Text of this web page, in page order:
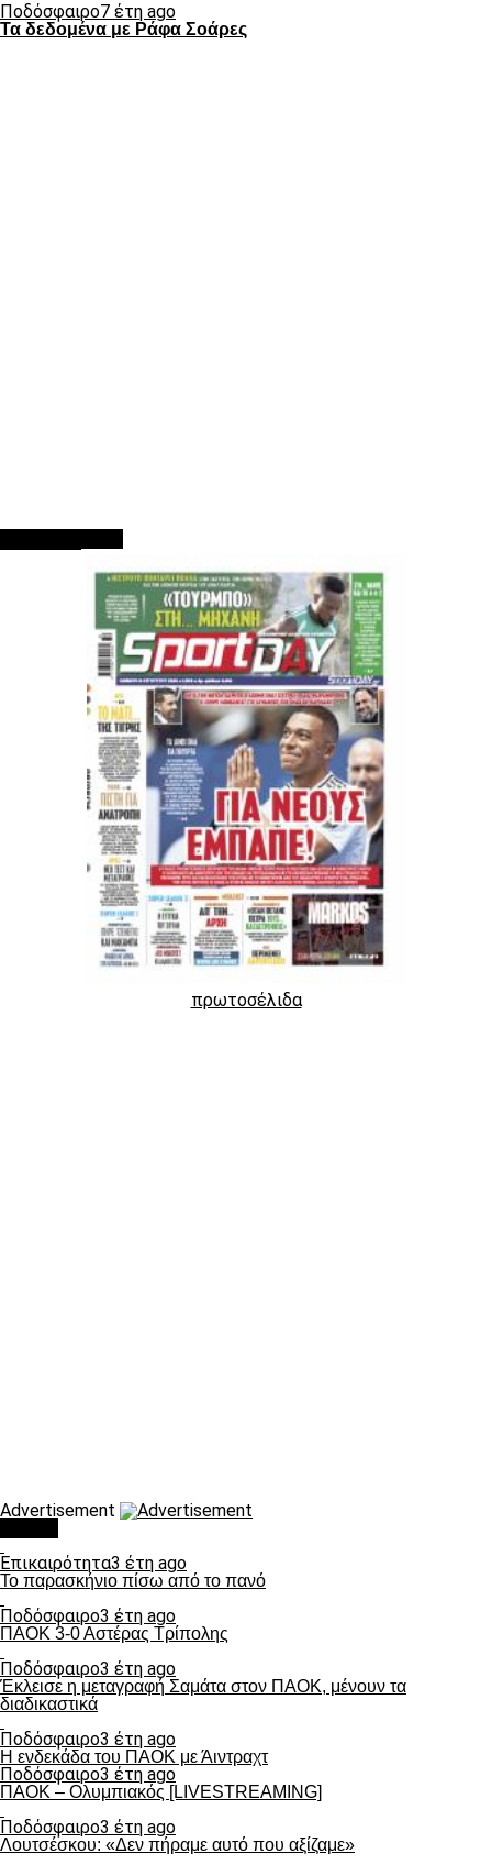
Ποδόσφαιρο7 έτη ago
Τα δεδομένα με Ράφα Σοάρες
πρωτοσέλιδα
Advertisement
Επικαιρότητα3 έτη ago
Το παρασκήνιο πίσω από το πανό
Ποδόσφαιρο3 έτη ago
ΠΑΟΚ 3-0 Αστέρας Τρίπολης
Ποδόσφαιρο3 έτη ago
Έκλεισε η μεταγραφή Σαμάτα στον ΠΑΟΚ, μένουν τα
διαδικαστικά
Ποδόσφαιρο3 έτη ago
Η ενδεκάδα του ΠΑΟΚ με Άιντραχτ
Ποδόσφαιρο3 έτη ago
ΠΑΟΚ – Ολυμπιακός [LIVESTREAMING]
Ποδόσφαιρο3 έτη ago
Λουτσέσκου: «Δεν πήραμε αυτό που αξίζαμε»